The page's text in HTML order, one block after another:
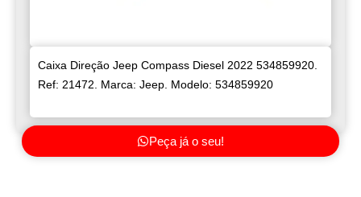
Caixa Direção Jeep Compass Diesel 2022 534859920.
Ref: 21472. Marca: Jeep. Modelo: 534859920
Peça já o seu!